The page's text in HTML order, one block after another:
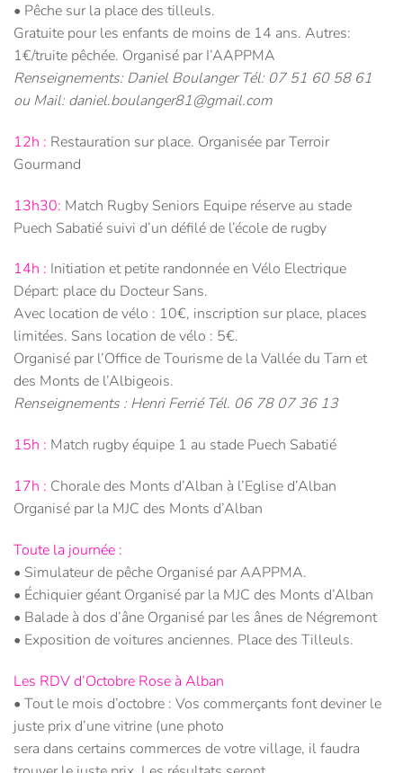
• Pêche sur la place des tilleuls.
Gratuite pour les enfants de moins de 14 ans. Autres:
1€/truite pêchée. Organisé par I’AAPPMA
Renseignements: Daniel Boulanger Tél: 07 51 60 58 61
ou Mail: daniel.boulanger81@gmail.com
12h : Restauration sur place. Organisée par Terroir
Gourmand
13h30: Match Rugby Seniors Equipe réserve au stade
Puech Sabatié suivi d’un défilé de l’école de rugby
14h : Initiation et petite randonnée en Vélo Electrique
Départ: place du Docteur Sans.
Avec location de vélo : 10€, inscription sur place, places
limitées. Sans location de vélo : 5€.
Organisé par l’Office de Tourisme de la Vallée du Tarn et
des Monts de l’Albigeois.
Renseignements : Henri Ferrié Tél. 06 78 07 36 13
15h : Match rugby équipe 1 au stade Puech Sabatié
17h : Chorale des Monts d’Alban à l’Eglise d’Alban
Organisé par la MJC des Monts d’Alban
Toute la journée :
• Simulateur de pêche Organisé par AAPPMA.
• Échiquier géant Organisé par la MJC des Monts d’Alban
• Balade à dos d’âne Organisé par les ânes de Négremont
• Exposition de voitures anciennes. Place des Tilleuls.
Les RDV d’Octobre Rose à Alban
• Tout le mois d’octobre : Vos commerçants font deviner le
juste prix d’une vitrine (une photo
sera dans certains commerces de votre village, il faudra